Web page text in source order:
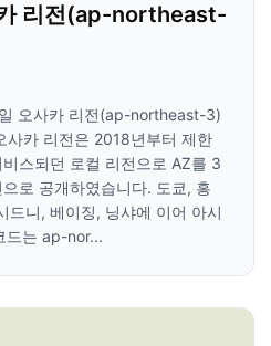
리전(ap-northeast-
오사카 리전(ap-northeast-3)
사카 리전은 2018년부터 제한
스되던 로컬 리전으로 AZ를 3
로 공개하였습니다. 도쿄, 홍
드니, 베이징, 닝샤에 이어 아시
드는 ap-nor...